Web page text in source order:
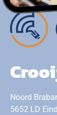
Noord
5652 LD